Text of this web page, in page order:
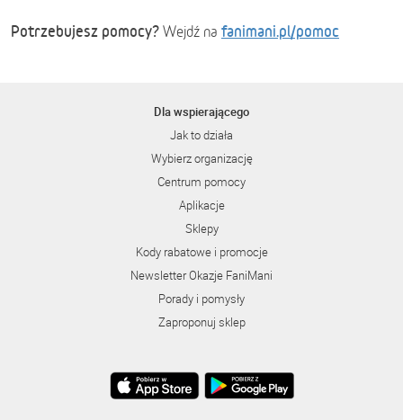
Potrzebujesz pomocy? Wejdź na fanimani.pl/pomoc
Dla wspierającego
Jak to działa
Wybierz organizację
Centrum pomocy
Aplikacje
Sklepy
Kody rabatowe i promocje
Newsletter Okazje FaniMani
Porady i pomysły
Zaproponuj sklep